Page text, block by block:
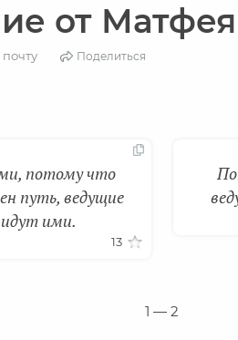
от Матфея
Поделиться
потому что
путь, ведущие
идут ими.
13
1 — 2